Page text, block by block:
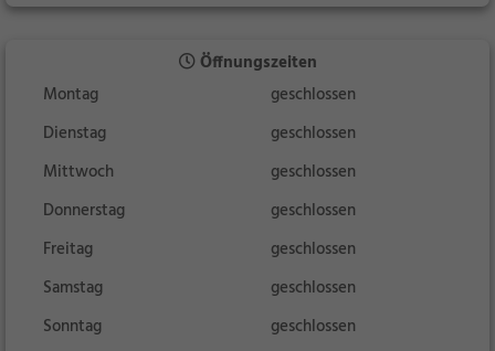
Öffnungszeiten
Montag
geschlossen
Dienstag
geschlossen
Mittwoch
geschlossen
Donnerstag
geschlossen
Freitag
geschlossen
Samstag
geschlossen
Sonntag
geschlossen